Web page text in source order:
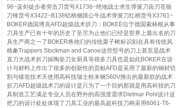
96~蓝剑徒步者突击刀货号X1736~绝地战士求生弹簧刀齿刃苍狼
刀锋货号X3422~B138铝柄侧跳公牛战术弹簧刀红柄货号X3761~
BOKER德国博克AFD超级战术折刀：BOKEE位于德国索林根从事
刀具生产已有十年的历史了至尽为止他们已经是世界上最出名的刀
具生产商之一了BOKER将他们的传统栗子树标识刻在具有传统风
格象Trappers Stockman and Canoe这些型号的刀上甚至是战术
直刀大战术折刀操陶瓷刀女厨具等很多刀具也是如此BOKER在设
计与材料上作出了很多的创新性的贡献AFD是采用了最新的钢材切
割与锻造技术天使用高科技瑞士粉末钢S60V推出的最新款的战术
折刀AFD超级战术刀的设计是只为了一个目的那就是用高科技的刀
具制造工艺满足专业人员在野外的高强度需求Dietmar Pohl设计这
把刀的设计处处体现了刀具工业的最高超科技刀柄采用6061-T6-